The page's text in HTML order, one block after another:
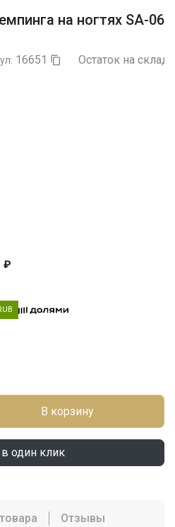
на ногтях SA-06
16651  Остаток на
₽
В корзину
в один клик
Отзывы